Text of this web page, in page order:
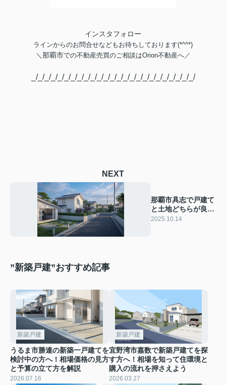
インスタフォロー
ラインからのお問合せなどもお待ちしております(*^^*)
＼ 那覇市での不動産売買のご相談はOrion不動産へ／
_/_/_/_/_/_/_/_/_/_/_/_/_/_/_/_/_/_/_/_/_/_/_/_/_/
NEXT
那覇市具志で戸建て
と土地どちらが良
い？比較して購入時
2025.10.14
”新築戸建”おすすめ記事
新築戸建
うるま市勝連の新築一戸建てを
検討中の方へ！相場価格の見方
と予算の立て方を解説
2026.07.16
新築戸建
宜野湾市嘉数で新築戸建てを探
す方へ！相場を知って住環境と
購入の流れを押さえよう
2026.03.27